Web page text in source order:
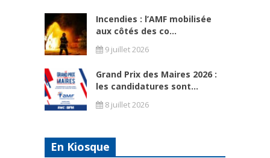
Incendies : l’AMF mobilisée
aux côtés des co...
9 juillet 2026
Grand Prix des Maires 2026 :
les candidatures sont...
8 juillet 2026
En Kiosque